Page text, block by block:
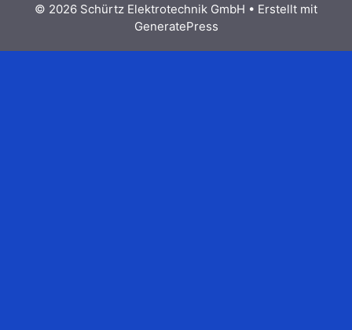
© 2026 Schürtz Elektrotechnik GmbH • Erstellt mit
GeneratePress